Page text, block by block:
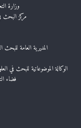
وزارة
مركز البحث
المديرية العامة للبحث
الوكالة الموضوعاتية للبحث في
فضاء